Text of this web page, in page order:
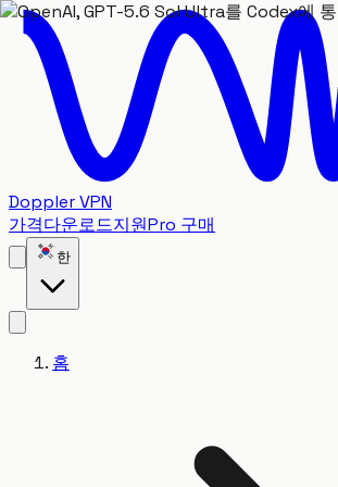
Doppler VPN
가격다운로드지원Pro 구매
한
홈